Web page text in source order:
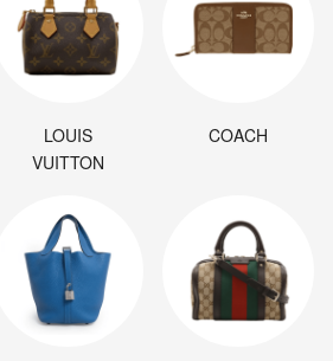
LOUIS
VUITTON
COACH